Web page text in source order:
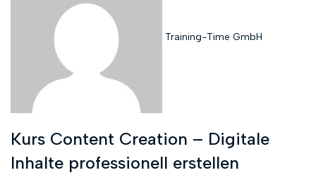
Training-Time GmbH
Kurs Content Creation – Digitale
Inhalte professionell erstellen